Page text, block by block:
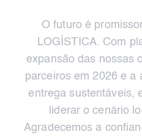
O futuro é
LOGÍSTICA. Com
expansão das nossas
parceiros em 2026 e a
entrega sustentáveis,
liderar o cenário
Agradecemos a